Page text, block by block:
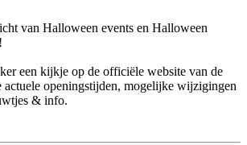
van Halloween events en Halloween
een kijkje op de officiële website van de
actuele openingstijden, mogelijke wijzigingen
& info.